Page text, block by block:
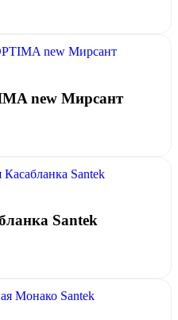
new Мирсант
Santek